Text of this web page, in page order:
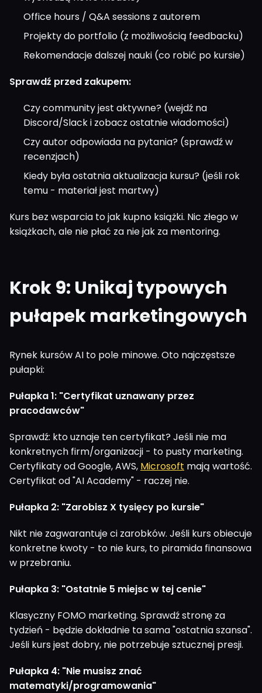
Office hours / Q&A sessions z autorem
Projekty do portfolio (z możliwością feedbacku)
Rekomendacje dalszej nauki (co robić po kursie)
Sprawdź przed zakupem:
Czy community jest aktywne? (wejdź na
Discord/Slack i zobacz ostatnie wiadomości)
Czy autor odpowiada na pytania? (sprawdź w
recenzjach)
Kiedy była ostatnia aktualizacja kursu? (jeśli rok
temu - materiał jest martwy)
Kurs bez wsparcia to jak kupno książki. Nic złego w
książkach, ale nie płać za nie jak za mentoring.
Krok 9: Unikaj typowych
pułapek marketingowych
Rynek kursów AI to pole minowe. Oto najczęstsze
pułapki:
Pułapka 1: "Certyfikat uznawany przez
pracodawców"
Sprawdź: kto uznaje ten certyfikat? Jeśli nie ma
konkretnych firm/organizacji - to pusty marketing.
Certyfikaty od Google, AWS, Microsoft mają wartość.
Certyfikat od "AI Academy" - raczej nie.
Pułapka 2: "Zarobisz X tysięcy po kursie"
Nikt nie zagwarantuje ci zarobków. Jeśli kurs obiecuje
konkretne kwoty - to nie kurs, to piramida finansowa
w przebraniu.
Pułapka 3: "Ostatnie 5 miejsc w tej cenie"
Klasyczny FOMO marketing. Sprawdź stronę za
tydzień - będzie dokładnie ta sama "ostatnia szansa".
Jeśli kurs jest dobry, nie potrzebuje sztucznej presji.
Pułapka 4: "Nie musisz znać
matematyki/programowania"